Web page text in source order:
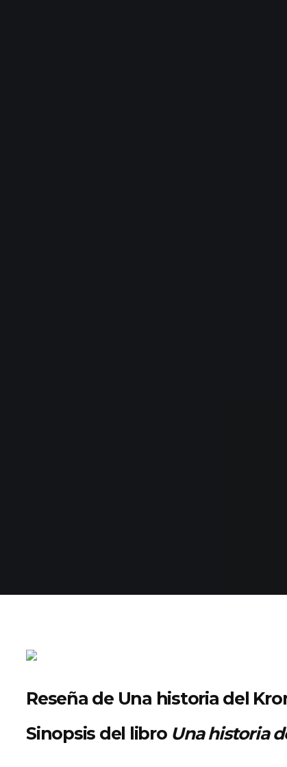
Reseña de Una historia del
Sinopsis del libro Una historia